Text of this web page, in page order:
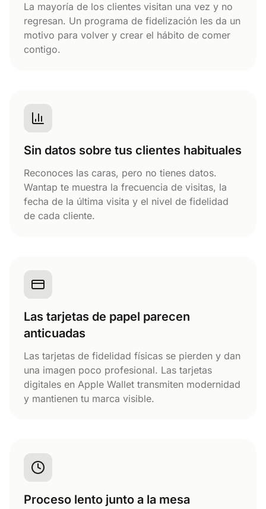
La mayoría de los clientes visitan una vez y no
regresan. Un programa de fidelización les da un
motivo para volver y crear el hábito de comer
contigo.
Sin datos sobre tus clientes habituales
Reconoces las caras, pero no tienes datos.
Wantap te muestra la frecuencia de visitas, la
fecha de la última visita y el nivel de fidelidad
de cada cliente.
Las tarjetas de papel parecen
anticuadas
Las tarjetas de fidelidad físicas se pierden y dan
una imagen poco profesional. Las tarjetas
digitales en Apple Wallet transmiten modernidad
y mantienen tu marca visible.
Proceso lento junto a la mesa